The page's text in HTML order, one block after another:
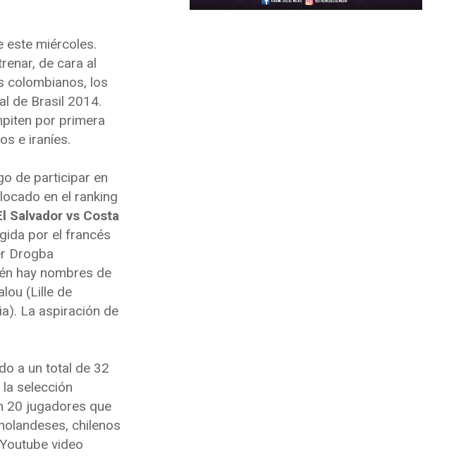
este miércoles.
de cara al
colombianos, los
de Brasil 2014.
por primera
e iraníes.
de participar en
en el ranking
Salvador vs Costa
por el francés
Drogba
hay nombres de
(Lille de
La aspiración de
a un total de 32
selección
20 jugadores que
chilenos
video